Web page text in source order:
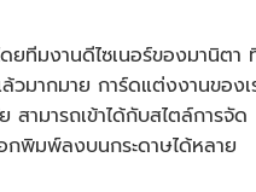
ยทีมงานดีไซเนอร์ของมานิตา
วมากมาย การ์ดแต่งงานของเ
ามารถเข้าได้กับสไตล์การจัด
กพิมพ์ลงบนกระดาษได้หลาย